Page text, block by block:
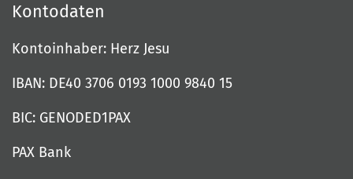
Kontodaten
Kontoinhaber: Herz Jesu
IBAN: DE40 3706 0193 1000 9840 15
BIC: GENODED1PAX
PAX Bank